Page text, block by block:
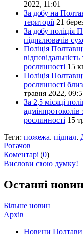
2022, 11:01
За добу на
території 21
За добу поліція
підпалювачів
Поліція
рослинності 15
Поліція
рослинності
травня 2022,
За 2,5 місяці
рослинності 15
Теги: пожежа, підпал,
Рогачов
Коментарі (0)
Вислови свою думку!
Останні
Більше новин
Архів
Новини Полтави